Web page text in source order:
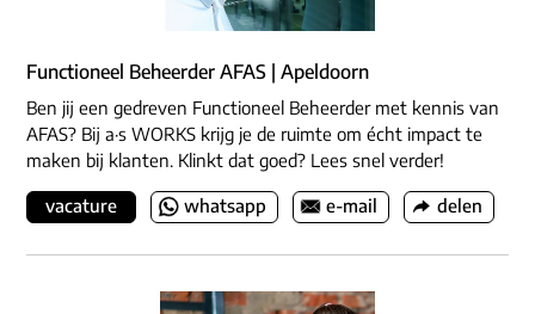
Functioneel Beheerder AFAS | Apeldoorn
Ben jij een gedreven Functioneel Beheerder met kennis van
AFAS? Bij a·s WORKS krijg je de ruimte om écht impact te
maken bij klanten. Klinkt dat goed? Lees snel verder!
vacature whatsapp e-mail delen